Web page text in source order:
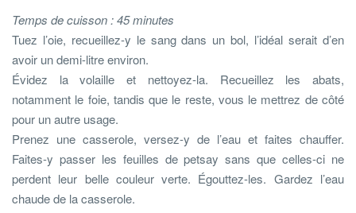
Temps de cuisson : 45 minutes
Tuez l’oie, recueillez-y le sang dans un bol, l’idéal serait d’en
avoir un demi-litre environ.
Évidez la volaille et nettoyez-la. Recueillez les abats,
notamment le foie, tandis que le reste, vous le mettrez de côté
pour un autre usage.
Prenez une casserole, versez-y de l’eau et faites chauffer.
Faites-y passer les feuilles de petsay sans que celles-ci ne
perdent leur belle couleur verte. Égouttez-les. Gardez l’eau
chaude de la casserole.